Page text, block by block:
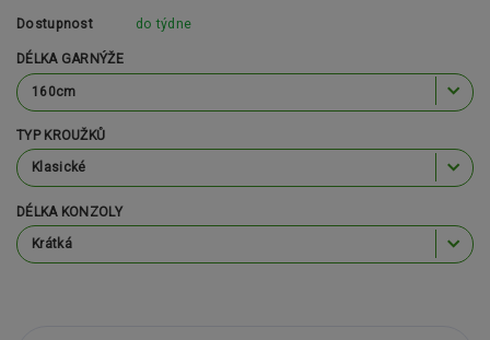
Dostupnost do týdne
DÉLKA GARNÝŽE
TYP KROUŽKŮ
DÉLKA KONZOLY